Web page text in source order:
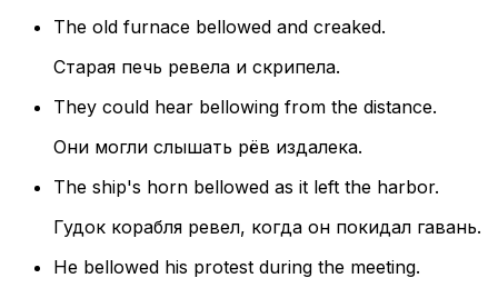
The old furnace bellowed and creaked.
Старая печь ревела и скрипела.
They could hear bellowing from the distance.
Они могли слышать рёв издалека.
The ship's horn bellowed as it left the harbor.
Гудок корабля ревел, когда он покидал гавань.
He bellowed his protest during the meeting.